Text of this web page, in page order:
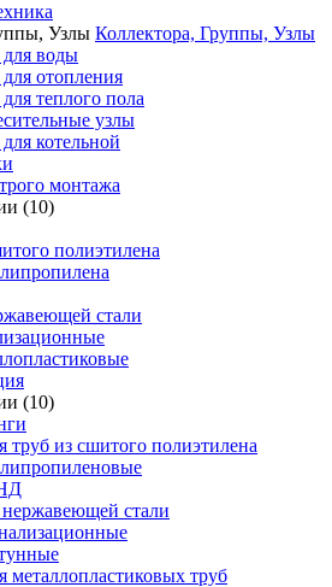
Коллектора, Группы, Узлы
воды
отопления
теплого пола
узлы
котельной
монтажа
(10)
полиэтилена
стали
(10)
труб из сшитого полиэтилена
стали
металлопластиковых труб